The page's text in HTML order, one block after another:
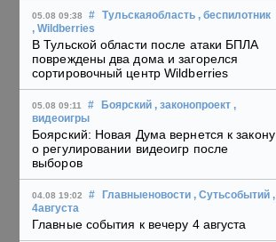
05.08 09:38 # Тульскаяобласть , беспилотник
, Wildberries
В Тульской области после атаки БПЛА
повреждены два дома и загорелся
сортировочный центр Wildberries
05.08 09:11 # Боярский , законопроект ,
видеоигры
Боярский: Новая Дума вернется к закону
о регулировании видеоигр после
выборов
04.08 19:02 # Главныеновости , Сутьсобытий ,
4августа
Главные события к вечеру 4 августа